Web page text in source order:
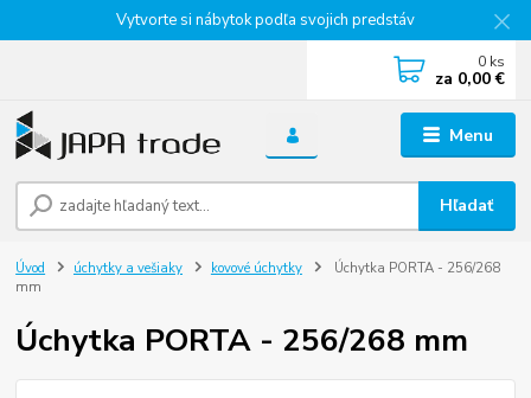
Vytvorte si nábytok podľa svojich predstáv
Menu
Hľadať
0 ks
za 0,00 €
Úvod úchytky a vešiaky kovové úchytky
Úchytka PORTA - 256/268
mm
Úchytka PORTA - 256/268 mm